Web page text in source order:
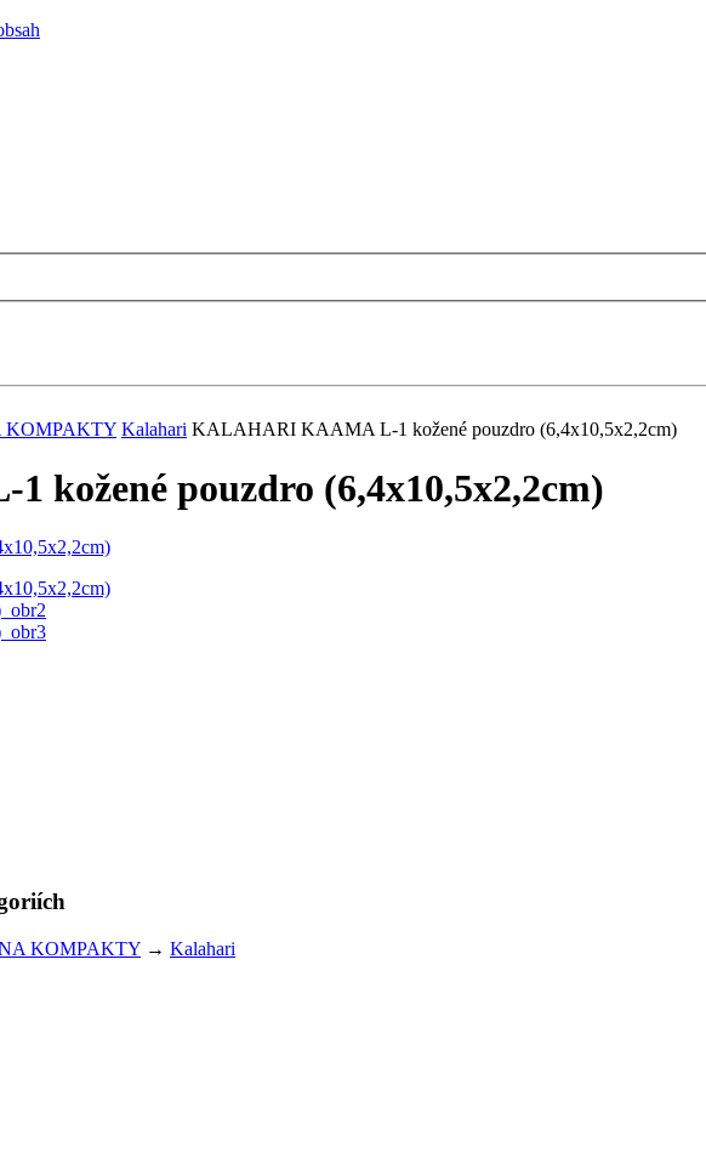
KOMPAKTY Kalahari KALAHARI KAAMA L-1 kožené pouzdro (6,4x10,5x2,2cm)
kožené pouzdro (6,4x10,5x2,2cm)
KOMPAKTY → Kalahari